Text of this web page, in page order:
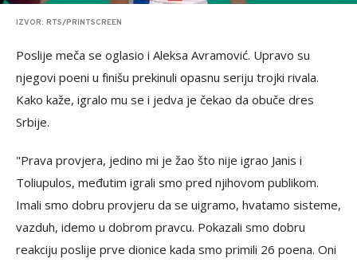
IZVOR: RTS/PRINTSCREEN
Poslije meča se oglasio i Aleksa Avramović. Upravo su
njegovi poeni u finišu prekinuli opasnu seriju trojki rivala.
Kako kaže, igralo mu se i jedva je čekao da obuče dres
Srbije.
"Prava provjera, jedino mi je žao što nije igrao Janis i
Toliupulos, međutim igrali smo pred njihovom publikom.
Imali smo dobru provjeru da se uigramo, hvatamo sisteme,
vazduh, idemo u dobrom pravcu. Pokazali smo dobru
reakciju poslije prve dionice kada smo primili 26 poena. Oni